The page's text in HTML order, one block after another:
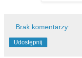
Brak komentarzy:
Udostępnij